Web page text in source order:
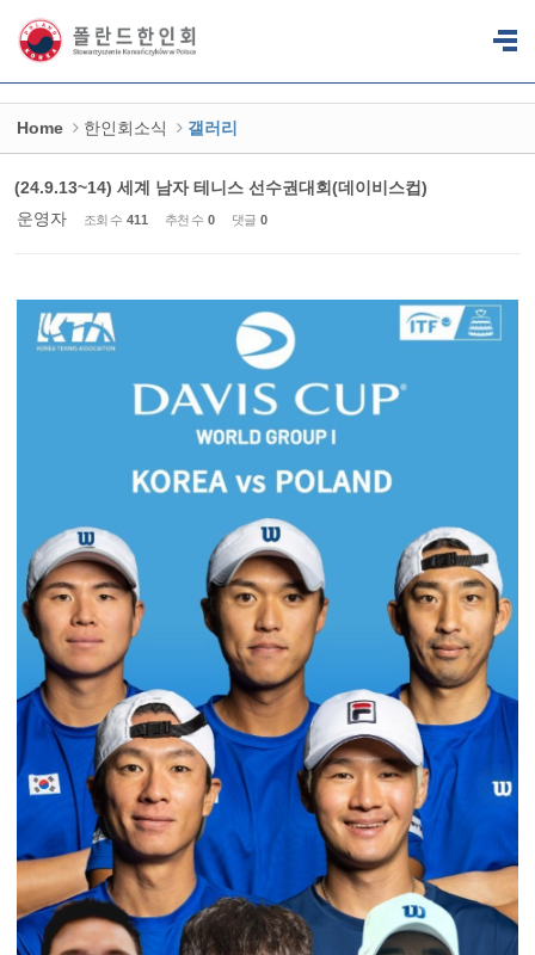
Home 한인회소식 갤러리
(24.9.13~14) 세계 남자 테니스 선수권대회(데이비스컵)
운영자
조회 수 411 추천 수 0 댓글 0